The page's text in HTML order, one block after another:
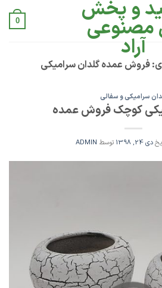
و پخش
مصنوعی
آراد
0
فروش عمده گلدان سرامیکی
سرامیکی و سفالی
کوچک فروش عمده
دی 24, 1398 توسط ADMIN